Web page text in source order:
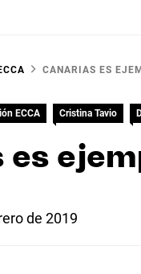
CANARIAS ES
ECCA Cristina Tavio
es
de 2019